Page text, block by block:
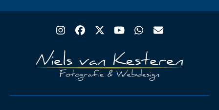
Instagram
Facebook
TwitterYouTubeWhatsapp
Email